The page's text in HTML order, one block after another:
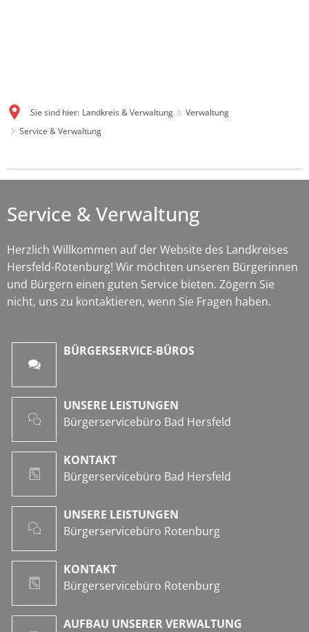
Sie sind hier: Landkreis & Verwaltung
Verwaltung
Service & Verwaltung
Service
Verwaltung
Service & Verwaltung
Herzlich Willkommen auf der Website des Landkreises
Hersfeld-Rotenburg! Wir möchten unseren Bürgerinnen
und Bürgern einen guten Service bieten. Zögern Sie
nicht, uns zu kontaktieren, wenn Sie Fragen haben.
BÜRGERSERVICE-BÜROS
UNSERE LEISTUNGEN
Bürgerservicebüro Bad Hersfeld
KONTAKT
Bürgerservicebüro Bad Hersfeld
UNSERE LEISTUNGEN
Bürgerservicebüro Rotenburg
KONTAKT
Bürgerservicebüro Rotenburg
AUFBAU UNSERER VERWALTUNG